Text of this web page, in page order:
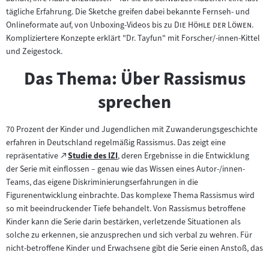
tägliche Erfahrung. Die Sketche greifen dabei bekannte Fernseh- und
Onlineformate auf, von Unboxing-Videos bis zu "Die Höhle der Löwen".
Kompliziertere Konzepte erklärt "Dr. Tayfun" mit Forscher/-innen-Kittel
und Zeigestock.
Das Thema: Über Rassismus
sprechen
70 Prozent der Kinder und Jugendlichen mit Zuwanderungsgeschichte
erfahren in Deutschland regelmäßig Rassismus. Das zeigt eine
repräsentative
Zum
externen
Inhalt:
Studie des IZI
(öffnet
im
neuen
Tab)
, deren Ergebnisse in die Entwicklung
der Serie mit einflossen – genau wie das Wissen eines Autor-/innen-
Teams, das eigene Diskriminierungserfahrungen in die
Figurenentwicklung einbrachte. Das komplexe Thema Rassismus wird
so mit beeindruckender Tiefe behandelt. Von Rassismus betroffene
Kinder kann die Serie darin bestärken, verletzende Situationen als
solche zu erkennen, sie anzusprechen und sich verbal zu wehren. Für
nicht-betroffene Kinder und Erwachsene gibt die Serie einen Anstoß, das